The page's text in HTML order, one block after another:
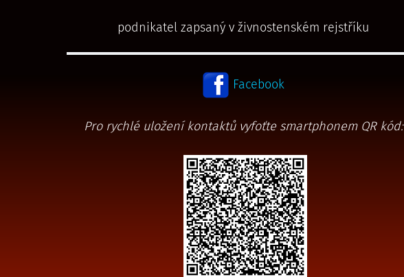
podnikatel zapsaný v živnostenském rejstříku
Facebook
Pro rychlé uložení kontaktů vyfoťte smartphonem QR kód: